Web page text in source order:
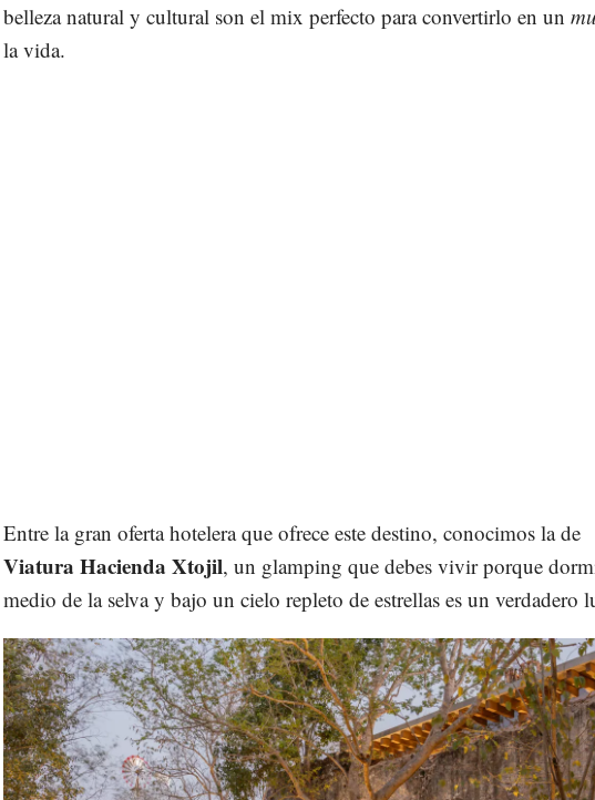
belleza natural y cultural son el mix perfecto para convertirlo en un
la vida.
Entre la gran oferta hotelera que ofrece este destino, conocimos la de
Viatura Hacienda Xtojil, un glamping que debes vivir porque
medio de la selva y bajo un cielo repleto de estrellas es un verdadero